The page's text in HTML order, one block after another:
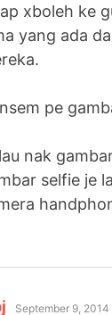
xboleh ke
yang ada
pe
nak
selfie je
says:
September 9,